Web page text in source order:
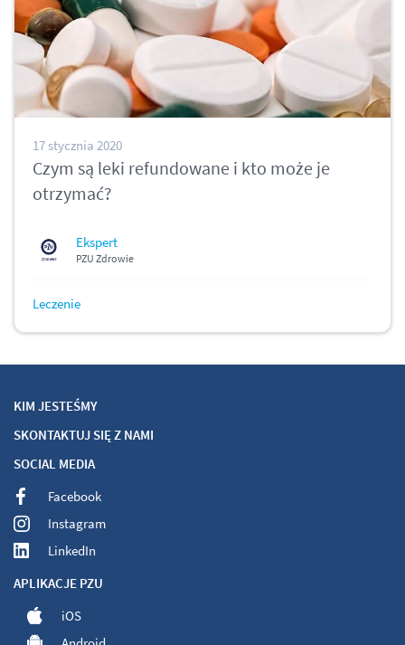
17 stycznia 2020
Czym są leki refundowane i kto może je
otrzymać?
Ekspert
PZU Zdrowie
Leczenie
KIM JESTEŚMY
SKONTAKTUJ SIĘ Z NAMI
SOCIAL MEDIA
Facebook
Instagram
LinkedIn
APLIKACJE PZU
iOS